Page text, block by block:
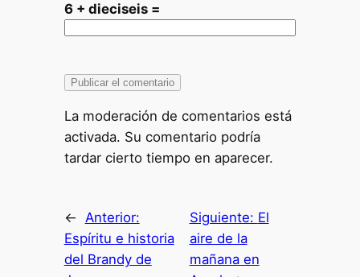
6 + dieciseis =
La moderación de comentarios está
activada. Su comentario podría
tardar cierto tiempo en aparecer.
←
Anterior:
Espíritu e historia
del Brandy de
Siguiente: El
aire de la
mañana en